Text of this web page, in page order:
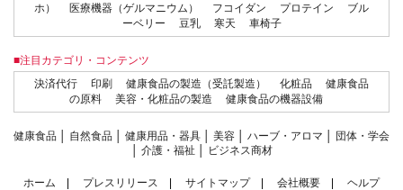
ホ）
医療機器（ゲルマニウム） フコイダン プロテイン
ブル
ーベリー
豆乳 寒天 車椅子
■注目カテゴリ・コンテンツ
決済代行
印刷 健康食品の製造（受託製造） 化粧品
健康食品
の原料
美容・化粧品の製造 健康食品の機器設備
健康食品 自然食品 健康用品・器具 美容 ハーブ・アロマ
団体・学会
介護・福祉 ビジネス商材
ホーム プレスリリース サイトマップ| 会社概要
ヘルプ